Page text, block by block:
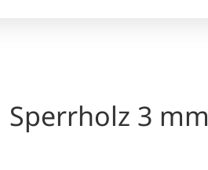
Sperrholz 3 mm